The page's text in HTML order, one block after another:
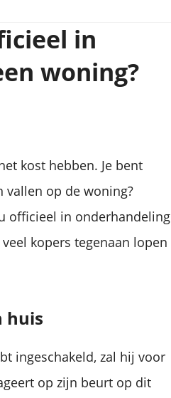
in
woning?
kost hebben. Je bent
vallen op de woning?
officieel in onderhandeling
kopers tegenaan lopen
huis
ingeschakeld, zal hij voor
op zijn beurt op dit